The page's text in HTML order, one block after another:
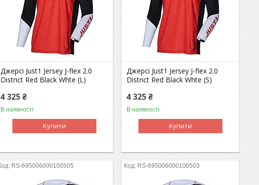
Джерсі Just1 Jersey J-flex 2.0
District Red Black Whte (L)
4 325 ₴
В наявності
Купити
Джерсі Just1 Jersey J-flex 2.0
District Red Black Whte (S)
4 325 ₴
В наявності
Купити
RS-695006000100505 RS-695006000100503